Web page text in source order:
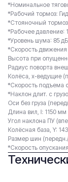
*Номинальное
*Рабочий тормоз:
*Стояночный
*Рабочее давление:
*Уровень шума: 85
*Скорость движения
Высота при
Радиус поворта
Колёса, x-ведущие
*Скорость подъема
*Наклон длит. с
Оси без груза
Длина вил, l: 1150 мм
Угол наклона ПУ
Колёсная база, Y:
Размер шин
*Скорость